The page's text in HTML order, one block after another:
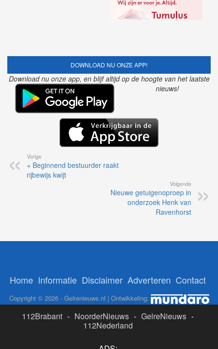
DOWNLOAD NU ONZE APP!
Download nu onze app, en blijf altijd op de hoogte van het laatste
nieuws!
Vorige
+ Beginnend bestuurder raakt
rijbewijs kwijt
Volgende
Nieuwe getuigenoproep in
onderzoek Henk van
Ravenhorst
Home Informatie Disclaimer Adverteren Contact
Copyright © 2026 - Gelrenieuws.nl | Ontwikkeling:
112Brabant - NoorderNieuws - GelreNieuws -
112Nederland